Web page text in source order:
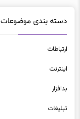
دسته بندی موضوعات
ارتباطات
اينترنت
بدافزار
تبلیغات